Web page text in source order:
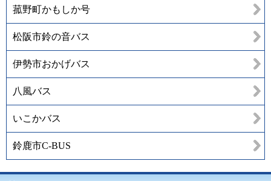
菰野町かもしか号
松阪市鈴の音バス
伊勢市おかげバス
八風バス
いこかバス
鈴鹿市C-BUS